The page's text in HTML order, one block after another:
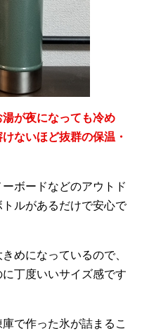
が夜になっても冷め
ないほど抜群の保温・
ボードなどのアウトド
ルがあるだけで安心で
めになっているので、
丁度いいサイズ感です
で作った氷が詰まるこ